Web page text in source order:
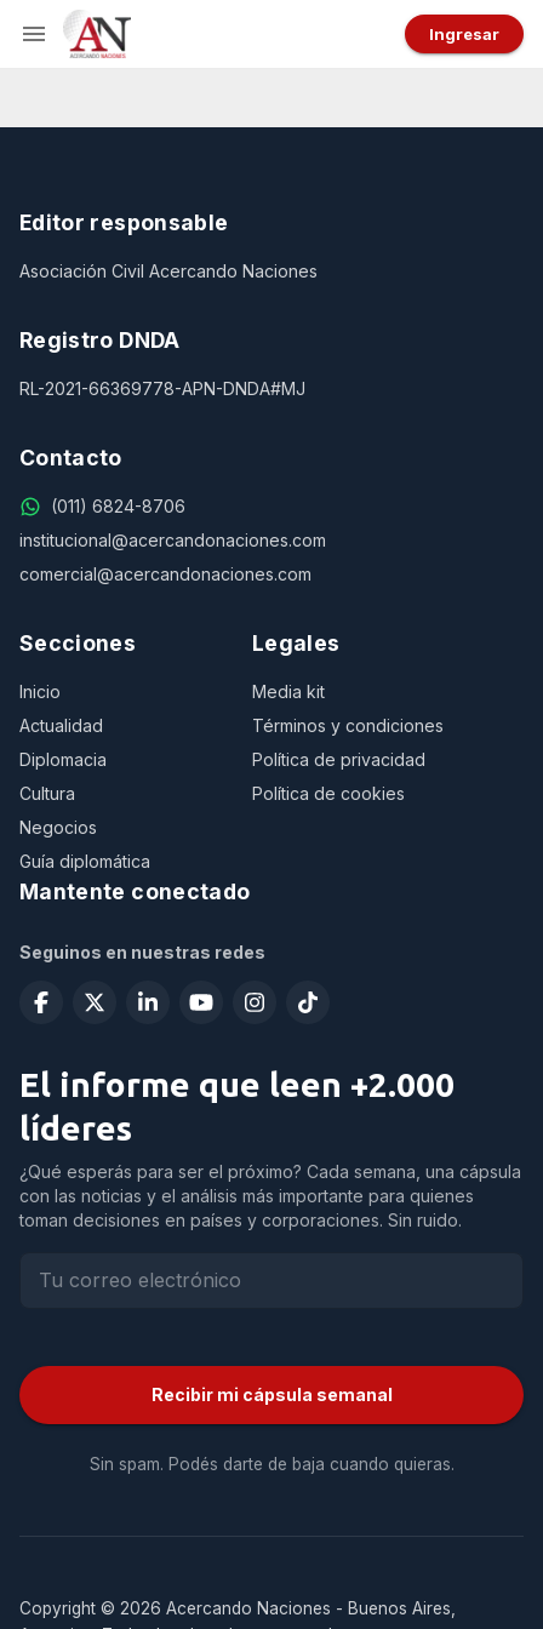
Ingresar
Editor responsable
Asociación Civil Acercando Naciones
Registro DNDA
RL-2021-66369778-APN-DNDA#MJ
Contacto
(011) 6824-8706
institucional@acercandonaciones.com
comercial@acercandonaciones.com
Secciones
Inicio
Actualidad
Diplomacia
Cultura
Negocios
Guía diplomática
Legales
Media kit
Términos y condiciones
Política de privacidad
Política de cookies
Mantente conectado
Seguinos en nuestras redes
El informe que leen +2.000
líderes
¿Qué esperás para ser el próximo? Cada semana, una cápsula
con las noticias y el análisis más importante para quienes
toman decisiones en países y corporaciones. Sin ruido.
Recibir mi cápsula semanal
Sin spam. Podés darte de baja cuando quieras.
Copyright © 2026 Acercando Naciones - Buenos Aires,